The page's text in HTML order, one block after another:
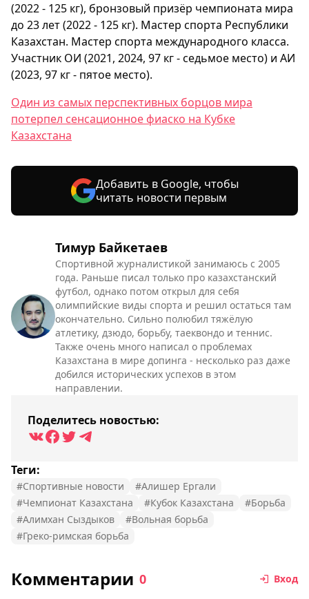
Тимур Байкетаев
Спортивной журналистикой занимаюсь с 2005
года. Раньше писал только про казахстанский
футбол, однако потом открыл для себя
олимпийские виды спорта и решил остаться там
окончательно. Сильно полюбил тяжёлую
атлетику, дзюдо, борьбу, таеквондо и теннис.
Также очень много написал о проблемах
Казахстана в мире допинга - несколько раз даже
добился исторических успехов в этом
направлении.
Поделитесь новостью:
Теги:
#Спортивные новости
#Алишер Ергали
#Чемпионат Казахстана
#Кубок Казахстана
#Борьба
#Алимхан Сыздыков
#Вольная борьба
#Греко-римская борьба
(2022 - 125 кг), бронзовый призёр чемпионата мира
до 23 лет (2022 - 125 кг). Мастер спорта Республики
Казахстан. Мастер спорта международного класса.
Участник ОИ (2021, 2024, 97 кг - седьмое место) и АИ
(2023, 97 кг - пятое место).
Один из самых перспективных борцов мира
потерпел сенсационное фиаско на Кубке
Казахстана
Добавить в Google, чтобы
читать новости первым
Комментарии 0 Вход